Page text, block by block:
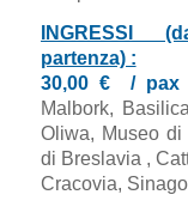
INGRESSI
partenza) :
30,00 € /
Malbork,
Oliwa, Museo
di Breslavia ,
Cracovia,